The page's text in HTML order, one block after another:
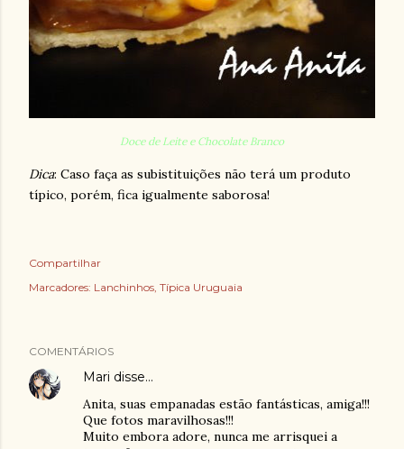
Doce de Leite e Chocolate Branco
Dica: Caso faça as subistituições não terá um produto
típico, porém, fica igualmente saborosa!
Compartilhar
Marcadores: Lanchinhos Típica Uruguaia
COMENTÁRIOS
Mari disse…
Anita, suas empanadas estão fantásticas, amiga!!!
Que fotos maravilhosas!!!
Muito embora adore, nunca me arrisquei a